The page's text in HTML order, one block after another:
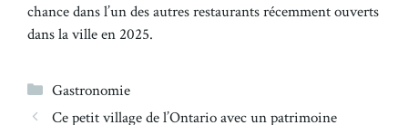
chance dans l’un des autres restaurants récemment ouverts
dans la ville en 2025.
Catégories
Gastronomie
Ce petit village de l’Ontario avec un patrimoine